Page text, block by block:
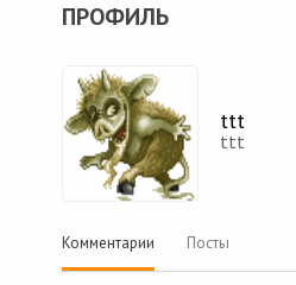
ПРОФИЛЬ
ttt
ttt
Комментарии Посты